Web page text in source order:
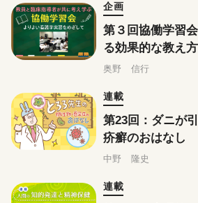
企画
第３回協働学習
る効果的な教え
奥野 信行
連載
第23回：ダニが
疥癬のおはなし
中野 隆史
連載